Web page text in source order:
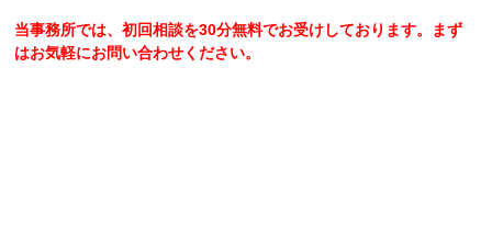
当事務所では、初回相談を30分無料でお受けしております。まず
はお気軽にお問い合わせください。